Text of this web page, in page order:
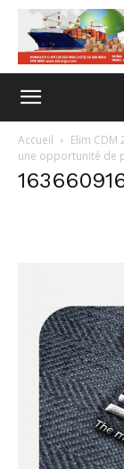
Accueil
Elim CDM
une opportunité de